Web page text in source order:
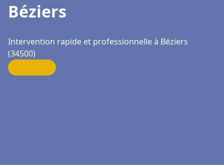
Béziers
Intervention rapide et professionnelle à Béziers
(34500)